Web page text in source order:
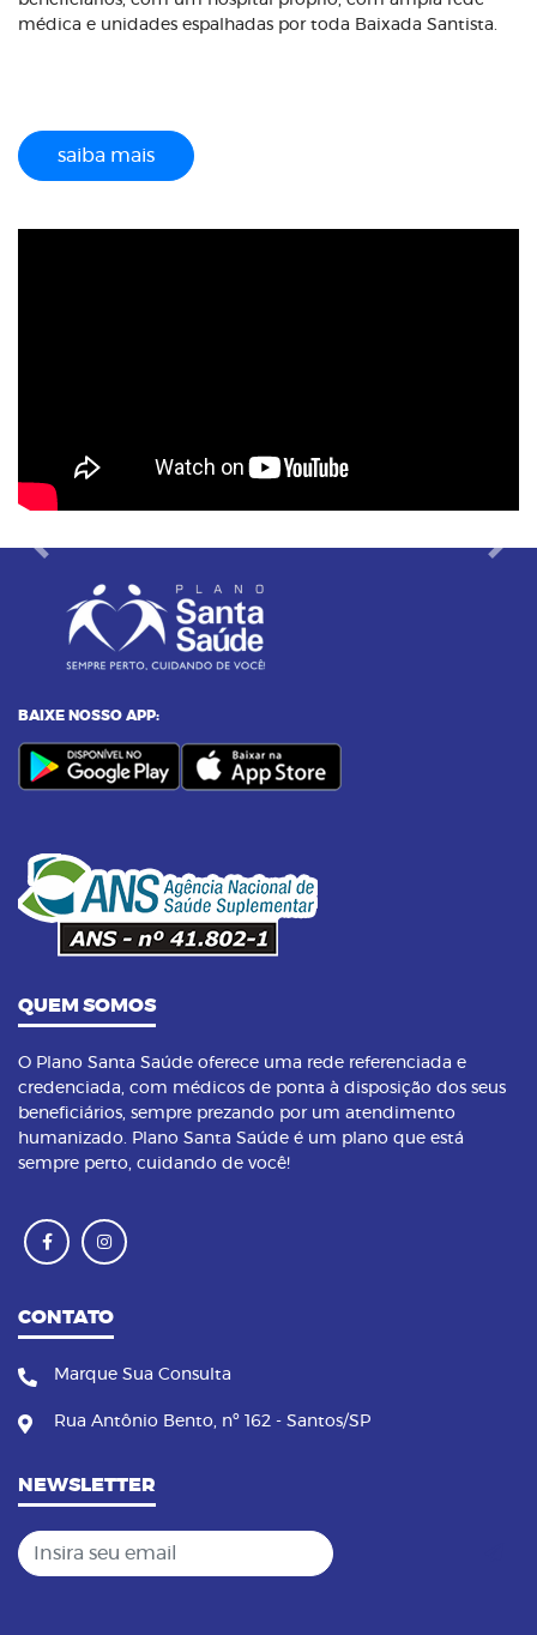
médica e unidades espalhadas por toda Baixada Santista.
saiba mais
Previous Next
BAIXE NOSSO APP:
QUEM SOMOS
O Plano Santa Saúde oferece uma rede referenciada e
credenciada, com médicos de ponta à disposição dos seus
beneficiários, sempre prezando por um atendimento
humanizado. Plano Santa Saúde é um plano que está
sempre perto, cuidando de você!
CONTATO
Marque Sua Consulta
Rua Antônio Bento, nº 162 - Santos/SP
NEWSLETTER
Insira seu email